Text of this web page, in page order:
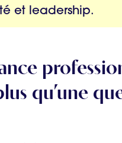
et leadership.
qu’une